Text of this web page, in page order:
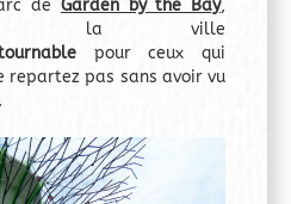
de Garden by the Bay,
de la ville
pour ceux qui
repartez pas sans avoir vu
.